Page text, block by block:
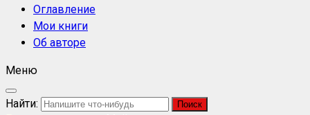
Оглавление
Мои книги
Об авторе
Меню
Найти: